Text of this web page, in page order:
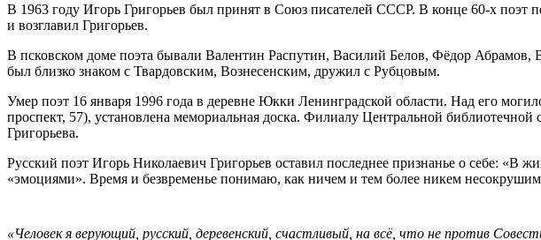
В 1963 году Игорь Григорьев был принят в Союз писателей СССР. В конце 60-х поэт
и возглавил Григорьев.
В псковском доме поэта бывали Валентин Распутин, Василий Белов, Фёдор
был близко знаком с Твардовским, Вознесенским, дружил с Рубцовым.
Умер поэт 16 января 1996 года в деревне Юкки Ленинградской области. Над его
проспект, 57), установлена мемориальная доска. Филиалу Центральной
Григорьева.
Русский поэт Игорь Николаевич Григорьев оставил последнее признанье о себе: «В
«эмоциями». Время и без­временье понимаю, как ничем и тем более никем
«Человек я верующий, русский, деревенский, счастливый, на всё, что не против